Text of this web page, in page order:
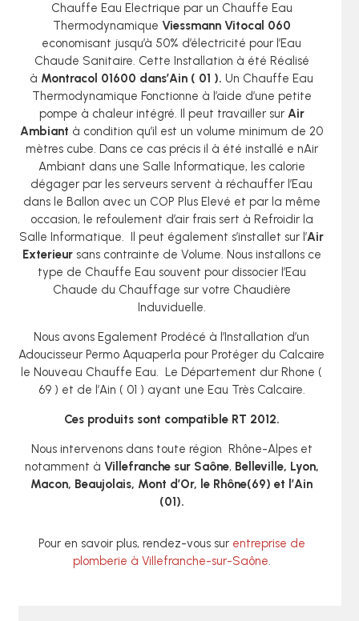
Chauffe Eau Electrique par un Chauffe Eau
Thermodynamique Viessmann Vitocal 060
economisant jusqu’à 50% d’électricité pour l’Eau
Chaude Sanitaire. Cette Installation à été Réalisé
à Montracol 01600 dans’Ain ( 01 ). Un Chauffe Eau
Thermodynamique Fonctionne à l’aide d’une petite
pompe à chaleur intégré. Il peut travailler sur Air
Ambiant à condition qu’il est un volume minimum de 20
mètres cube. Dans ce cas précis il à été installé e nAir
Ambiant dans une Salle Informatique, les calorie
dégager par les serveurs servent à réchauffer l’Eau
dans le Ballon avec un COP Plus Elevé et par la même
occasion, le refoulement d’air frais sert à Refroidir la
Salle Informatique. Il peut également s’installet sur l’Air
Exterieursans contrainte de Volume. Nous installons ce
type de Chauffe Eau souvent pour dissocier l’Eau
Chaude du Chauffage sur votre Chaudière
Induviduelle.
Nous avons Egalement Prodécé à l’Installation d’un
Adoucisseur Permo Aquaperla pour Protéger du Calcaire
le Nouveau Chauffe Eau. Le Département dur Rhone (
69 ) et de l’Ain ( 01 ) ayant une Eau Très Calcaire.
Ces produits sont compatible RT 2012.
Nous intervenons dans toute région Rhône-Alpes et
notamment à Villefranche sur Saône, Belleville, Lyon,
Macon, Beaujolais, Mont d’Or, le Rhône(69) et l’Ain
(01).
Pour en savoir plus, rendez-vous sur entreprise de
plomberie à Villefranche-sur-Saône.